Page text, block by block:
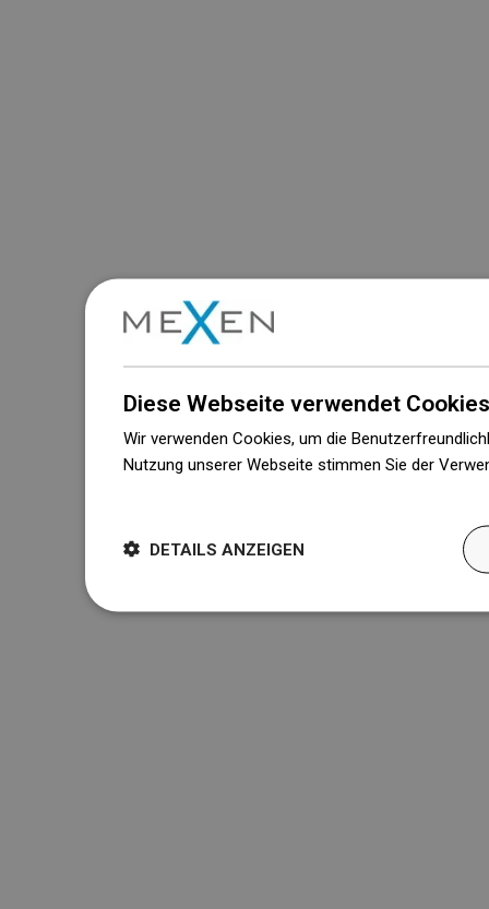
Diese Webseite verwendet
Wir verwenden Cookies, um die
Nutzung unserer Webseite stimmen Sie der
DETAILS ANZEIGEN